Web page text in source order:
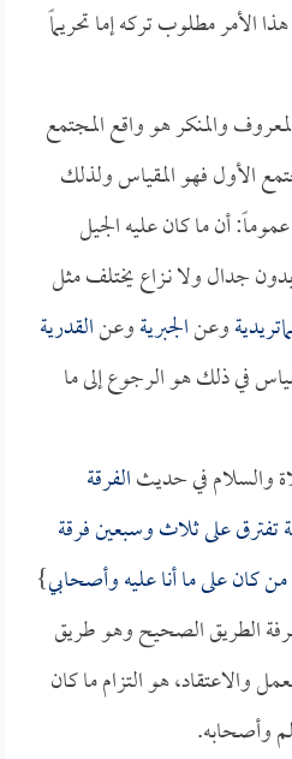
الأمر مطلوب تركه إما تحريماً
والمنكر هو واقع المجتمع
الأول فهو المقياس ولذلك
أن ما كان عليه الجيل
جدال ولا نـزاع يختلف مثل
وعنالجبريةوعنالقدرية
في ذلك هو الرجوع إلى ما
والسلام في حديثالفرقة
تفترق على ثلاث وسبعين فرقة
كان على ما أنا عليه وأصحابي}
الطريق الصحيح وهو طريق
والاعتقاد، هو التزام ما كان
وأصحابه.